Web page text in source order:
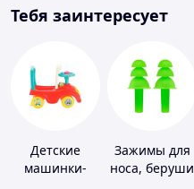
Тебя заинтересует
Детские
машинки-
Зажимы для
носа, беруши